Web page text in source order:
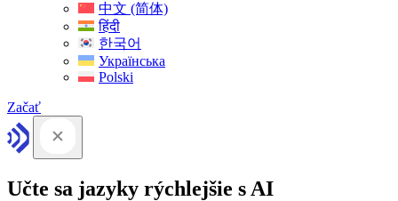
中文 (简体)
हिंदी
한국어
Українська
Polski
Začať
Učte sa jazyky rýchlejšie s AI